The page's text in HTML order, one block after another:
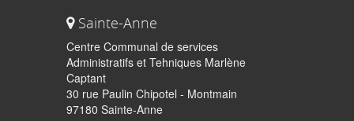
Sainte-Anne
Centre Communal de services
Administratifs et Tehniques Marlène
Captant
30 rue Paulin Chipotel - Montmain
97180 Sainte-Anne